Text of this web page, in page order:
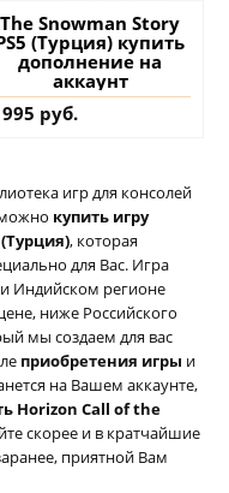
The Snowman Story
(Турция) купить
дополнение на
аккаунт
995 руб.
игр для консолей
купить игру
, которая
для Вас. Игра
Индийском регионе
ниже Российского
мы создаем для вас
приобретения игры и
на Вашем аккаунте,
Horizon Call of the
скорее и в кратчайшие
приятной Вам